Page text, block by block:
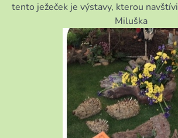
tento ježeček je výstavy, kterou
Miluška